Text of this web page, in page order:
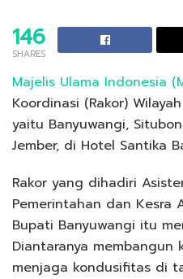
146
SHARES
Majelis Ulama Indonesia
Koordinasi (Rakor)
yaitu Banyuwangi,
Jember, di Hotel Santika
Rakor yang dihadiri
Pemerintahan dan Kesra
Bupati Banyuwangi itu
Diantaranya membangun
menjaga kondusifitas di